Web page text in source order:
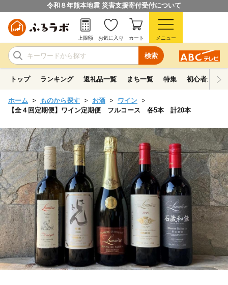
令和８年熊本地震 災害支援寄付受付について
検索
上限額 お気に入り カート メニュー
トップ ランキング 返礼品一覧 まち一覧 特集 初心者ガイド
ホーム ものから探す お酒
ワイン
【全４回定期便】ワイン定期便 フルコース 各5本 計20本